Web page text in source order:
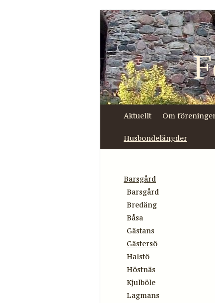
Aktuellt Om
Husbondelängder
Barsgård
Barsgård
Bredäng
Båsa
Gästans
Gästersö
Halstö
Höstnäs
Kjulböle
Lagmans